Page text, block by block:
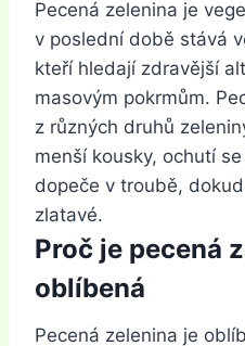
Pecená zelenina je
v poslední době stává
kteří hledají zdravější
masovým pokrmům.
z různých druhů
menší kousky, ochutí
dopeče v troubě,
zlatavé.
Proč je pecená
oblíbená
Pecená zelenina je